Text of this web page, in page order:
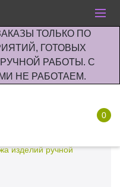
ТОЛЬКО ПО
ГОТОВЫХ
РАБОТЫ. С
НЕ РАБОТАЕМ.
0
изделий ручной